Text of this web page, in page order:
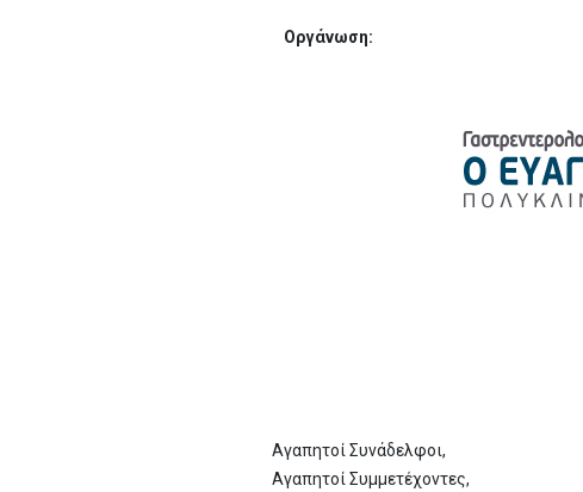
Οργάνωση:
Αγαπητοί Συνάδελφοι,
Αγαπητοί Συμμετέχοντες,